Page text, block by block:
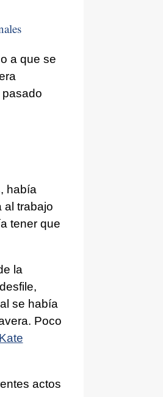
a que se
había
al trabajo
tener que
la
se había
Poco
Kate
actos